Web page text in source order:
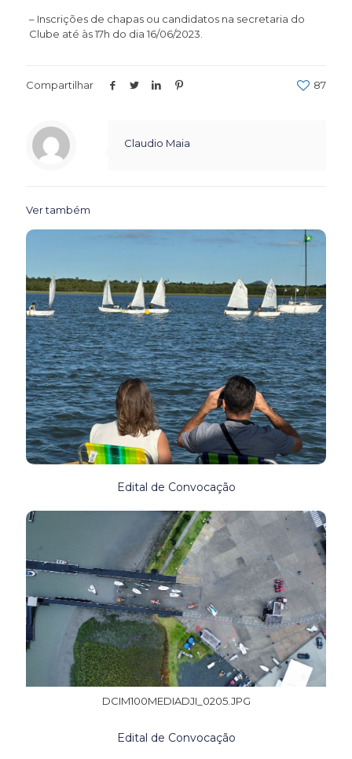
– Inscrições de chapas ou candidatos na secretaria do
Clube até às 17h do dia 16/06/2023.
Compartilhar 87
Claudio Maia
Ver também
Edital de Convocação
DCIM100MEDIADJI_0205.JPG
Edital de Convocação